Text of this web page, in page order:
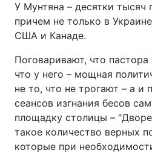
У Мунтяна – десятки тысяч
причем не только в
США и Канаде.
Поговаривают, что
что у него – мощная
не то, что не трогают – а и
сеансов изгнания бесов
площадку столицы –
такое количество верных
которые при